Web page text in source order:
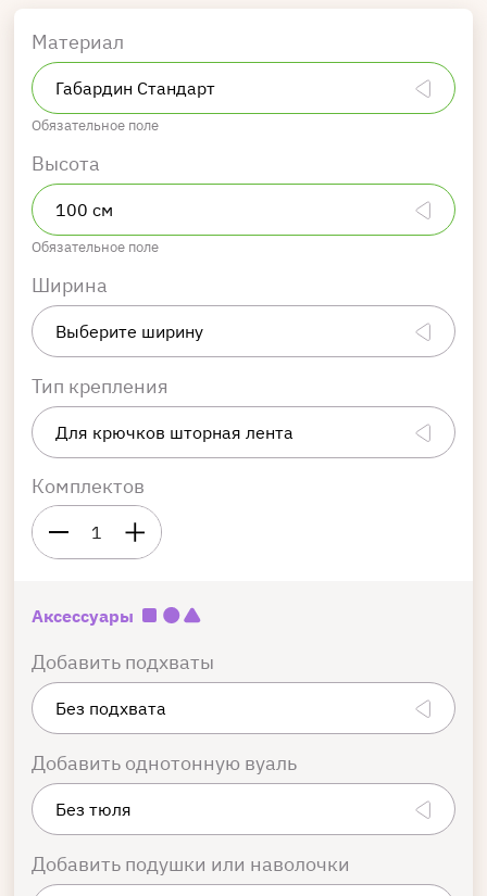
Материал
Обязательное поле
Высота
Обязательное поле
Ширина
Тип крепления
Комплектов
1
Аксессуары
Добавить подхваты
Добавить однотонную вуаль
Добавить подушки или наволочки